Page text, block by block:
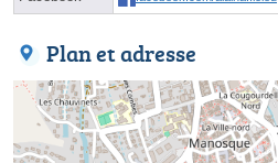
Plan et adresse